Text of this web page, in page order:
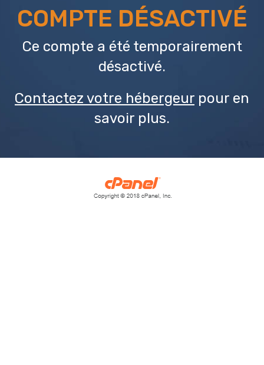
COMPTE DÉSACTIVÉ
Ce compte a été temporairement
désactivé.
Contactez votre hébergeur pour en
savoir plus.